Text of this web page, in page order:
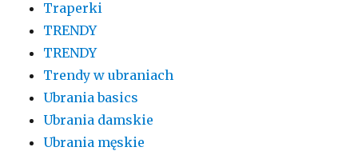
Traperki
TRENDY
TRENDY
Trendy w ubraniach
Ubrania basics
Ubrania damskie
Ubrania męskie